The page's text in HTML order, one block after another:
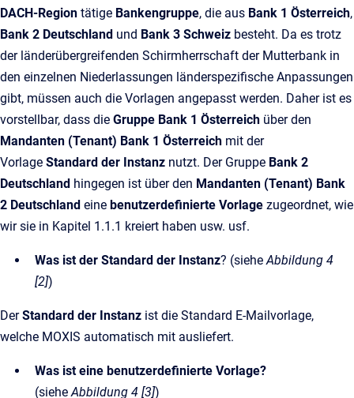
DACH-Region tätige Bankengruppe, die aus Bank 1 Österreich,
Bank 2 Deutschland und Bank 3 Schweiz besteht. Da es trotz
der länderübergreifenden Schirmherrschaft der Mutterbank in
den einzelnen Niederlassungen länderspezifische Anpassungen
gibt, müssen auch die Vorlagen angepasst werden. Daher ist es
vorstellbar, dass die Gruppe Bank 1 Österreich über den
Mandanten (Tenant) Bank 1 Österreich mit der
Vorlage Standard der Instanz nutzt. Der Gruppe Bank 2
Deutschland hingegen ist über den Mandanten (Tenant) Bank
2 Deutschland eine benutzerdefinierte Vorlage zugeordnet, wie
wir sie in Kapitel 1.1.1 kreiert haben usw. usf.
Was ist der Standard der Instanz? (siehe Abbildung 4
[2])
DerStandard der Instanz ist die Standard E-Mailvorlage,
welche MOXIS automatisch mit ausliefert.
Was ist eine benutzerdefinierte Vorlage?
(siehe Abbildung 4 [3])